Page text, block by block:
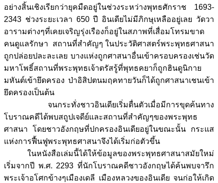
อย่างสิ้นเชิงเรียกว่ายุคมืดอยู่ในช่วงระหว่างพุทธศักราช 1693-
2343 ช่วงระยะเวลา 650 ปี อินเดียไม่มีภิกษุเหลืออยู่เลย วัดวา
อารามต่างๆที่เคยเจริญรุ่งเรืองก็อยู่ในสภาพที่เสื่อมโทรมขาด
คนดูแลรักษา สถานที่สำคัญๆ ในประวัติศาสตร์พระพุทธศาสนา
ถูกปล่อยปละละเลย บางแห่งถูกศาสนาอื่นเข้าครอบครองเช่นวัด
มหาโพธิ์สถานที่พระพุทธเจ้าตรัสรู้ที่พุทธคยาก็ถูกฮินดูนิกาย
มหันต์เข้ายึดครอง ป่าอิสิปตนมฤคทายวันก็ได้ถูกศาสนาเชนเข้า
ยึดครองเป็นต้น
จนกระทั่งชาวอินเดียเริ่มตื่นตัวเมื่อมีการขุดค้นทาง
โบราณคดีได้พบสถูปเจดีย์และสถานที่สำคัญๆของพระพุทธ
ศาสนา โดยชาวอังกฤษที่ปกครองอินเดียอยู่ในขณะนั้น กระแส
แห่งการฟื้นฟูพระพุทธศาสนาจึงได้เริ่มก่อตัวขึ้น
ในหนังสือเล่มนี้ได้ให้ข้อมูลของพระพุทธศาสนาสมัยใหม่
เริ่มจากปี พ.ศ. 2293 ที่นักโบราณคดีชาวอังกฤษได้ค้นพบจารึก
พระเจ้าอโศกข้างๆเมืองเดลี เมืองหลวงของอินเดีย จนก่อให้เกิด